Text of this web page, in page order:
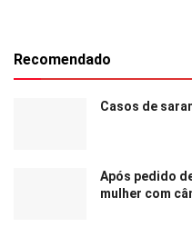
Recomendado
Casos de
Após pedido
mulher com